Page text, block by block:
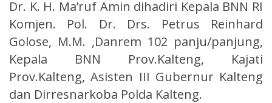
Dr. K. H. Ma’ruf Amin dihadiri Kepala BNN RI
Komjen. Pol. Dr. Drs. Petrus Reinhard
Golose, M.M. ,Danrem 102 panju/panjung,
Kepala BNN Prov.Kalteng, Kajati
Prov.Kalteng, Asisten III Gubernur Kalteng
dan Dirresnarkoba Polda Kalteng.